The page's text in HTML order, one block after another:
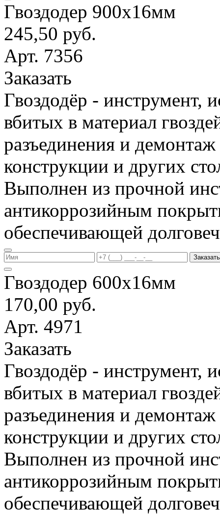
Гвоздодер 900х16мм
245,50 руб.
Арт. 7356
Заказать
Гвоздодёр - инструмент,
вбитых в материал
разъединения и
конструкции и других
Выполнен из прочной
антикоррозийным
обеспечивающей
Заказать
Гвоздодер 600х16мм
170,00 руб.
Арт. 4971
Заказать
Гвоздодёр - инструмент,
вбитых в материал
разъединения и
конструкции и других
Выполнен из прочной
антикоррозийным
обеспечивающей